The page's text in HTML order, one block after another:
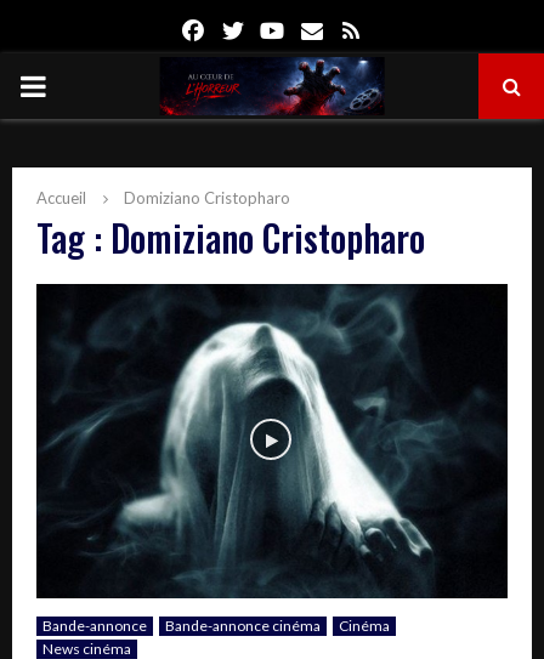
FacebookTwitterYoutube
Email
PRIMARY
Accueil Domiziano Cristopharo
Tag : Domiziano Cristopharo
Bande-annonce Bande-annonce cinéma
Cinéma
News cinéma